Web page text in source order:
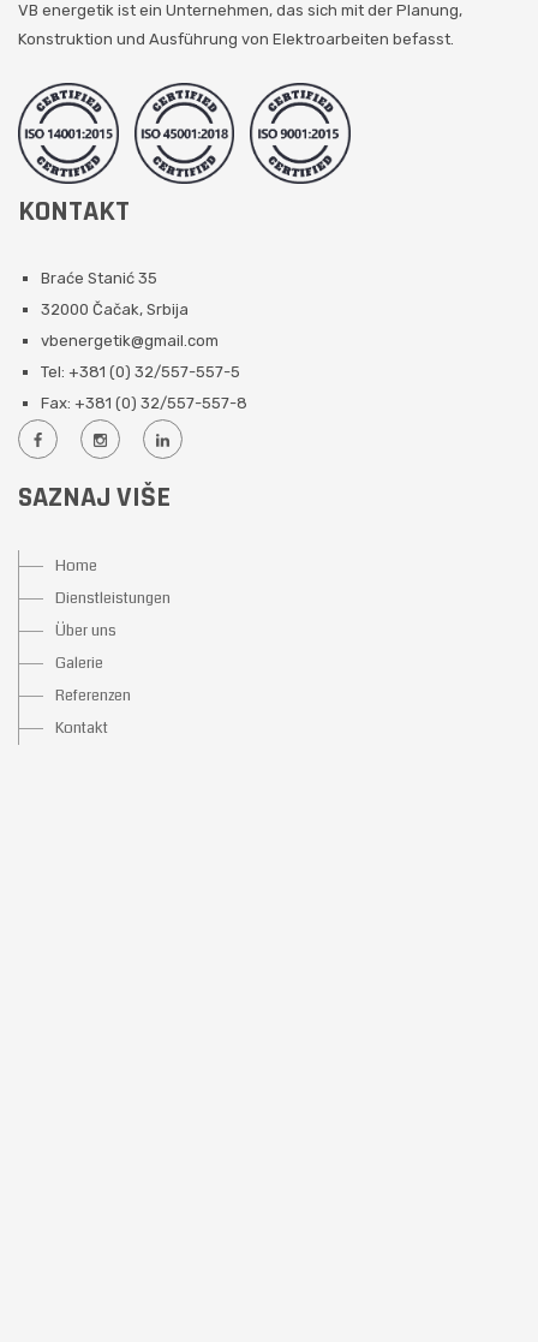
VB energetik ist ein Unternehmen, das sich mit der Planung,
Konstruktion und Ausführung von Elektroarbeiten befasst.
KONTAKT
Braće Stanić 35
32000 Čačak, Srbija
vbenergetik@gmail.com
Tel: +381 (0) 32/557-557-5
Fax: +381 (0) 32/557-557-8
SAZNAJ VIŠE
Home
Dienstleistungen
Über uns
Galerie
Referenzen
Kontakt